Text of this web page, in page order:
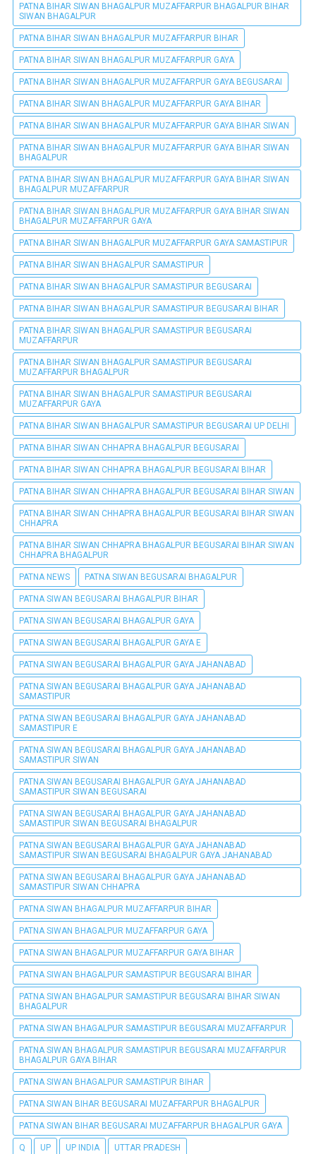
PATNA BIHAR SIWAN BHAGALPUR MUZAFFARPUR BHAGALPUR BIHAR
SIWAN BHAGALPUR
PATNA BIHAR SIWAN BHAGALPUR MUZAFFARPUR BIHAR
PATNA BIHAR SIWAN BHAGALPUR MUZAFFARPUR GAYA
PATNA BIHAR SIWAN BHAGALPUR MUZAFFARPUR GAYA BEGUSARAI
PATNA BIHAR SIWAN BHAGALPUR MUZAFFARPUR GAYA BIHAR
PATNA BIHAR SIWAN BHAGALPUR MUZAFFARPUR GAYA BIHAR SIWAN
PATNA BIHAR SIWAN BHAGALPUR MUZAFFARPUR GAYA BIHAR SIWAN
BHAGALPUR
PATNA BIHAR SIWAN BHAGALPUR MUZAFFARPUR GAYA BIHAR SIWAN
BHAGALPUR MUZAFFARPUR
PATNA BIHAR SIWAN BHAGALPUR MUZAFFARPUR GAYA BIHAR SIWAN
BHAGALPUR MUZAFFARPUR GAYA
PATNA BIHAR SIWAN BHAGALPUR MUZAFFARPUR GAYA SAMASTIPUR
PATNA BIHAR SIWAN BHAGALPUR SAMASTIPUR
PATNA BIHAR SIWAN BHAGALPUR SAMASTIPUR BEGUSARAI
PATNA BIHAR SIWAN BHAGALPUR SAMASTIPUR BEGUSARAI BIHAR
PATNA BIHAR SIWAN BHAGALPUR SAMASTIPUR BEGUSARAI
MUZAFFARPUR
PATNA BIHAR SIWAN BHAGALPUR SAMASTIPUR BEGUSARAI
MUZAFFARPUR BHAGALPUR
PATNA BIHAR SIWAN BHAGALPUR SAMASTIPUR BEGUSARAI
MUZAFFARPUR GAYA
PATNA BIHAR SIWAN BHAGALPUR SAMASTIPUR BEGUSARAI UP DELHI
PATNA BIHAR SIWAN CHHAPRA BHAGALPUR BEGUSARAI
PATNA BIHAR SIWAN CHHAPRA BHAGALPUR BEGUSARAI BIHAR
PATNA BIHAR SIWAN CHHAPRA BHAGALPUR BEGUSARAI BIHAR SIWAN
PATNA BIHAR SIWAN CHHAPRA BHAGALPUR BEGUSARAI BIHAR SIWAN
CHHAPRA
PATNA BIHAR SIWAN CHHAPRA BHAGALPUR BEGUSARAI BIHAR SIWAN
CHHAPRA BHAGALPUR
PATNA NEWS PATNA SIWAN BEGUSARAI BHAGALPUR
PATNA SIWAN BEGUSARAI BHAGALPUR BIHAR
PATNA SIWAN BEGUSARAI BHAGALPUR GAYA
PATNA SIWAN BEGUSARAI BHAGALPUR GAYA E
PATNA SIWAN BEGUSARAI BHAGALPUR GAYA JAHANABAD
PATNA SIWAN BEGUSARAI BHAGALPUR GAYA JAHANABAD
SAMASTIPUR
PATNA SIWAN BEGUSARAI BHAGALPUR GAYA JAHANABAD
SAMASTIPUR E
PATNA SIWAN BEGUSARAI BHAGALPUR GAYA JAHANABAD
SAMASTIPUR SIWAN
PATNA SIWAN BEGUSARAI BHAGALPUR GAYA JAHANABAD
SAMASTIPUR SIWAN BEGUSARAI
PATNA SIWAN BEGUSARAI BHAGALPUR GAYA JAHANABAD
SAMASTIPUR SIWAN BEGUSARAI BHAGALPUR
PATNA SIWAN BEGUSARAI BHAGALPUR GAYA JAHANABAD
SAMASTIPUR SIWAN BEGUSARAI BHAGALPUR GAYA JAHANABAD
PATNA SIWAN BEGUSARAI BHAGALPUR GAYA JAHANABAD
SAMASTIPUR SIWAN CHHAPRA
PATNA SIWAN BHAGALPUR MUZAFFARPUR BIHAR
PATNA SIWAN BHAGALPUR MUZAFFARPUR GAYA
PATNA SIWAN BHAGALPUR MUZAFFARPUR GAYA BIHAR
PATNA SIWAN BHAGALPUR SAMASTIPUR BEGUSARAI BIHAR
PATNA SIWAN BHAGALPUR SAMASTIPUR BEGUSARAI BIHAR SIWAN
BHAGALPUR
PATNA SIWAN BHAGALPUR SAMASTIPUR BEGUSARAI MUZAFFARPUR
PATNA SIWAN BHAGALPUR SAMASTIPUR BEGUSARAI MUZAFFARPUR
BHAGALPUR GAYA BIHAR
PATNA SIWAN BHAGALPUR SAMASTIPUR BIHAR
PATNA SIWAN BIHAR BEGUSARAI MUZAFFARPUR BHAGALPUR
PATNA SIWAN BIHAR BEGUSARAI MUZAFFARPUR BHAGALPUR GAYA
Q UP UP INDIA UTTAR PRADESH